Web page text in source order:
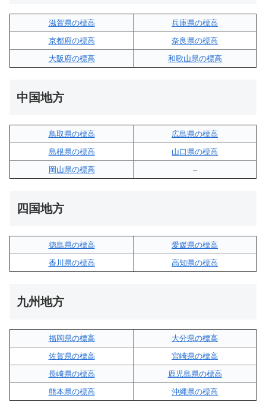
滋賀県の標高
兵庫県の標高
京都府の標高
奈良県の標高
大阪府の標高
和歌山県の標高
中国地方
鳥取県の標高
広島県の標高
島根県の標高
山口県の標高
岡山県の標高
–
四国地方
徳島県の標高
愛媛県の標高
香川県の標高
高知県の標高
九州地方
福岡県の標高
大分県の標高
佐賀県の標高
宮崎県の標高
長崎県の標高
鹿児島県の標高
熊本県の標高
沖縄県の標高